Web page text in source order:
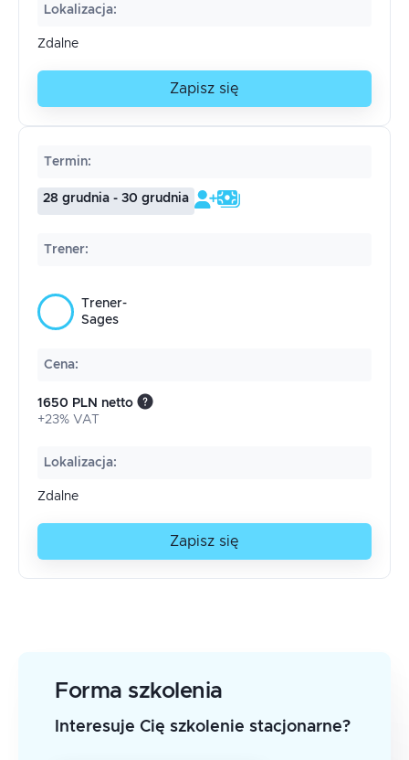
Lokalizacja:
Zdalne
Zapisz się
Termin:
28 grudnia - 30 grudnia
Trener:
Trener-
Sages
Cena:
1650 PLN netto
+23% VAT
Lokalizacja:
Zdalne
Zapisz się
Forma szkolenia
Interesuje Cię szkolenie stacjonarne?